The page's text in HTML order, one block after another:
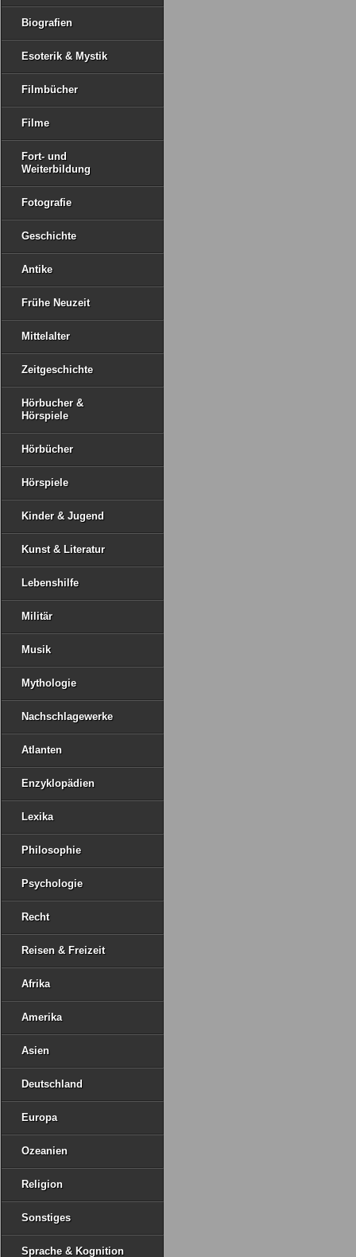
Biografien
Esoterik & Mystik
Filmbücher
Filme
Fort- und
Weiterbildung
Fotografie
Geschichte
Antike
Frühe Neuzeit
Mittelalter
Zeitgeschichte
Hörbucher &
Hörspiele
Hörbücher
Hörspiele
Kinder & Jugend
Kunst & Literatur
Lebenshilfe
Militär
Musik
Mythologie
Nachschlagewerke
Atlanten
Enzyklopädien
Lexika
Philosophie
Psychologie
Recht
Reisen & Freizeit
Afrika
Amerika
Asien
Deutschland
Europa
Ozeanien
Religion
Sonstiges
Sprache & Kognition